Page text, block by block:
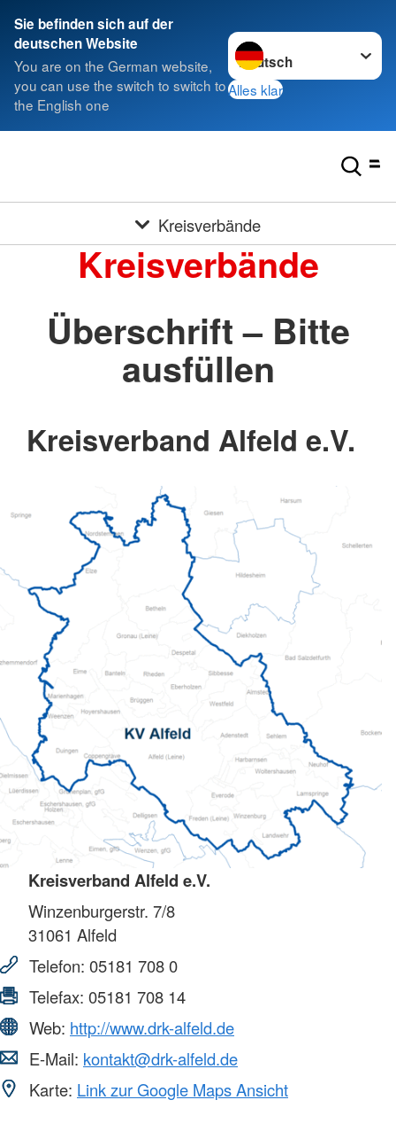
Sie befinden sich auf der
deutschen Website
You are on the German website,
you can use the switch to switch to
the English one
Sprache wechseln zu
Alles klar
Kreisverbände
Kreisverbände
Überschrift – Bitte
ausfüllen
Kreisverband Alfeld e.V.
Kreisverband Alfeld e.V.
Winzenburgerstr. 7/8
31061 Alfeld
Telefon: 05181 708 0
Telefax: 05181 708 14
Web: http://www.drk-alfeld.de
E-Mail: kontakt@drk-alfeld.de
Karte: Link zur Google Maps Ansicht